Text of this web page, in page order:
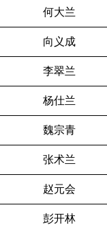
何大兰
向义成
李翠兰
杨仕兰
魏宗青
张术兰
赵元会
彭开林